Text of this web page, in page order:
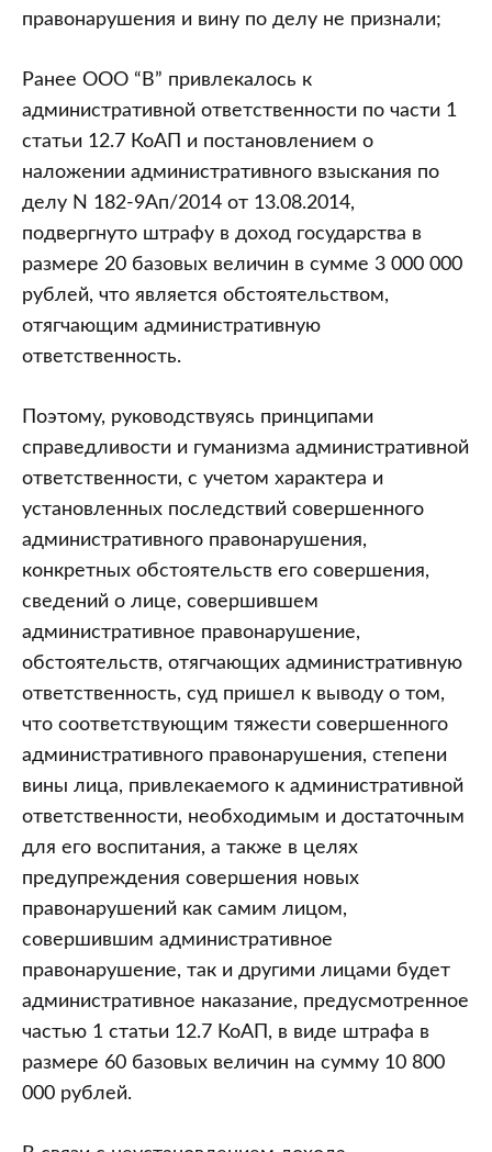
правонарушения и вину по делу не признали;
Ранее ООО “В” привлекалось к
административной ответственности по части 1
статьи 12.7 КоАП и постановлением о
наложении административного взыскания по
делу N 182-9Ап/2014 от 13.08.2014,
подвергнуто штрафу в доход государства в
размере 20 базовых величин в сумме 3 000 000
рублей, что является обстоятельством,
отягчающим административную
ответственность.
Поэтому, руководствуясь принципами
справедливости и гуманизма административной
ответственности, с учетом характера и
установленных последствий совершенного
административного правонарушения,
конкретных обстоятельств его совершения,
сведений о лице, совершившем
административное правонарушение,
обстоятельств, отягчающих административную
ответственность, суд пришел к выводу о том,
что соответствующим тяжести совершенного
административного правонарушения, степени
вины лица, привлекаемого к административной
ответственности, необходимым и достаточным
для его воспитания, а также в целях
предупреждения совершения новых
правонарушений как самим лицом,
совершившим административное
правонарушение, так и другими лицами будет
административное наказание, предусмотренное
частью 1 статьи 12.7 КоАП, в виде штрафа в
размере 60 базовых величин на сумму 10 800
000 рублей.